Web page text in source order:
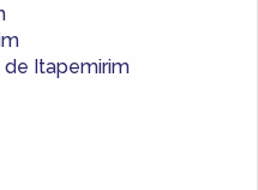
de Itapemirim